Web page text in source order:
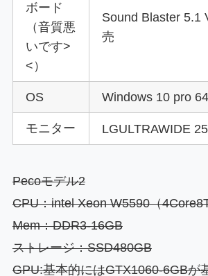
ボード
（音質悪
いです>
<）
Sound Blaster 5.1
売
OS Windows 10 pro
モニター LGULTRAWIDE
Pecoモデル2
CPU：intel Xeon W5590（
Mem：DDR3-16GB
ストレージ：SSD480GB
GPU:基本的にはGTX1060-6GBが